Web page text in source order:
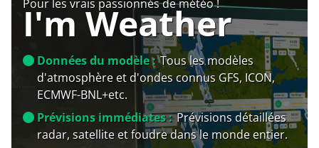
Pour les vrais passionnés de météo !
I'm Weather
Données du modèle : Tous les modèles
d'atmosphère et d'ondes connus GFS, ICON,
ECMWF-BNL+etc.
Prévisions immédiates : Prévisions détaillées
radar, satellite et foudre dans le monde entier.